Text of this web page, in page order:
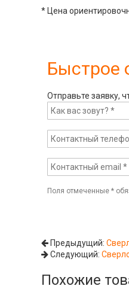
* Цена
Быстрое
Отправьте заявку,
Поля отмеченные *
Предыдущий:
Следующий:
Похожие